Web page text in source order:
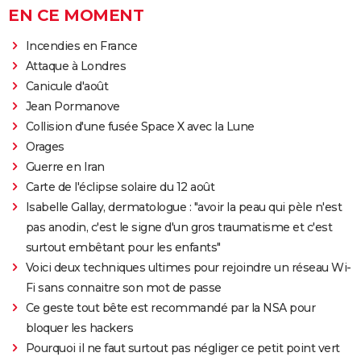
EN CE MOMENT
Incendies en France
Attaque à Londres
Canicule d'août
Jean Pormanove
Collision d'une fusée Space X avec la Lune
Orages
Guerre en Iran
Carte de l'éclipse solaire du 12 août
Isabelle Gallay, dermatologue : "avoir la peau qui pèle n'est
pas anodin, c'est le signe d'un gros traumatisme et c'est
surtout embêtant pour les enfants"
Voici deux techniques ultimes pour rejoindre un réseau Wi-
Fi sans connaitre son mot de passe
Ce geste tout bête est recommandé par la NSA pour
bloquer les hackers
Pourquoi il ne faut surtout pas négliger ce petit point vert